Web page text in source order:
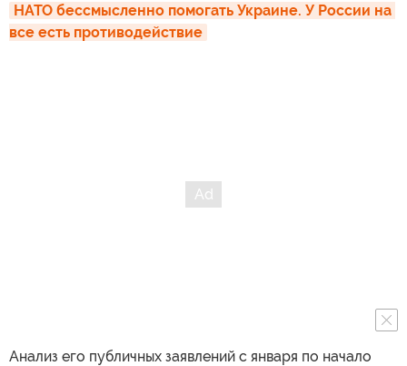
НАТО бессмысленно помогать Украине. У России на
все есть противодействие
Анализ его публичных заявлений с января по начало